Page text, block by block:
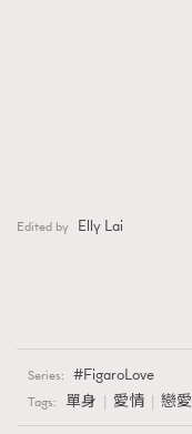
Edited by Elly Lai
Series: FigaroLove
Tags: 單身 愛情 戀愛